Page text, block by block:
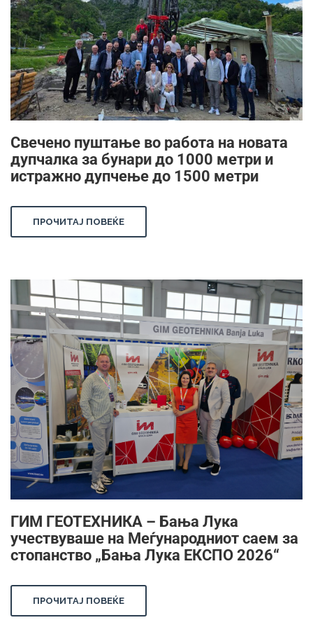
Свечено пуштање во работа на новата
дупчалка за бунари до 1000 метри и
истражно дупчење до 1500 метри
ПРОЧИТАЈ ПОВЕЌЕ
ГИМ ГЕОТЕХНИКА – Бања Лука
учествуваше на Меѓународниот саем за
стопанство „Бања Лука ЕКСПО 2026“
ПРОЧИТАЈ ПОВЕЌЕ